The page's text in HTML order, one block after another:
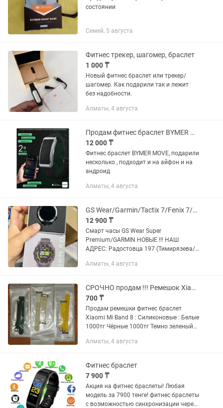
состоянии
Семей, 5 августа
Фитнес трекер, шагомер, браслет
1 000 ₸
Новый фитнес браслет или трекер/
шагомер. Как подарили так и лежит
без надобности.
Алматы, 4 августа
Продам фитнес браслет BYMER MOVE
12 000 ₸
Фитнес браслет BYMER MOVE, подарили
несколько , подходит и на айфон и на
андроид
Алматы, 4 августа
GS Wear/Garmin/Tactix 7/Fenix 7/GPS/NFC/Звонки, Уведомления
12 900 ₸
Смарт часы GS Wear Super
Premium/GARMIN НОВЫЕ !!! НАШ
АДРЕС: Радостовца 197 (Тимирязева/
понедельник выходной день) Доставка
Алматы, 4 августа
СРОЧНО продам !!! Ремешок Xiaomi Mi Band 8 фитнес браслет.
700 ₸
Продам ремешки фитнес браслет
Xiaomi Mi Band 8 : Силиконовые : Белые
1000тг Чёрные 1000тг Темно зеленый
нейлоновый : Белый 7.000тг Жёлтый
Алматы, 4 августа
Фитнес браслет
7 900 ₸
Акция на фитнес браслеты! Любая
модель за 7900 тенге! фитнес браслеты
с возможностью синхронизации через